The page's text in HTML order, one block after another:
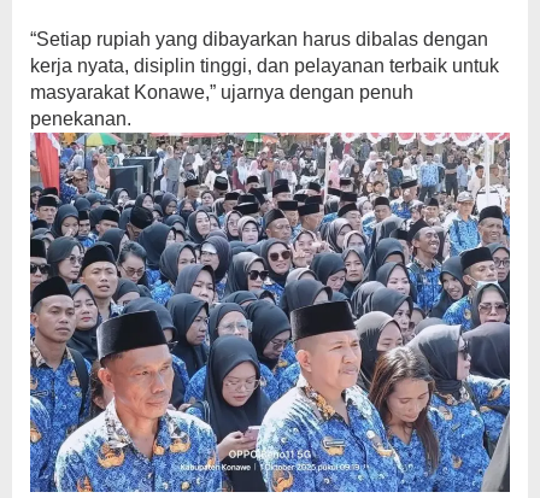
“Setiap rupiah yang dibayarkan harus dibalas dengan
kerja nyata, disiplin tinggi, dan pelayanan terbaik untuk
masyarakat Konawe,” ujarnya dengan penuh
penekanan.